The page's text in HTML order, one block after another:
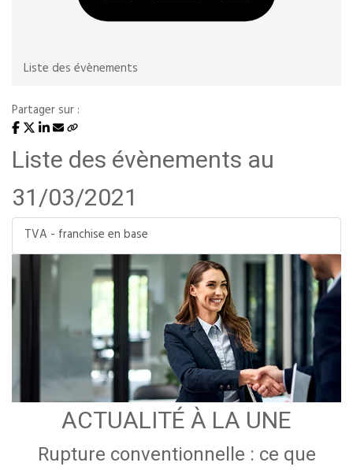
Liste des évènements
Partager sur :
Liste des évènements au
31/03/2021
TVA - franchise en base
ACTUALITÉ À LA UNE
Rupture conventionnelle : ce que